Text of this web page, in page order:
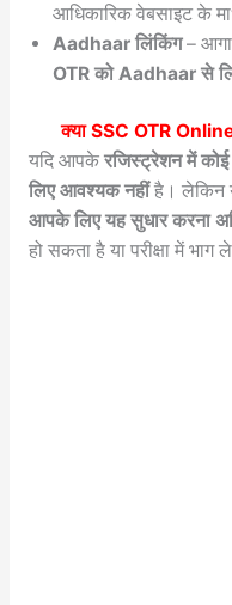
आधिकारिक वेबसाइट के
Aadhaar लिंकिंग–
OTR को Aadhaar से
क्याSSC OTR
यदि आपके रजिस्ट्रेशन में
लिए आवश्यक नहींहै। लेकिन
आपके लिए यह सुधार करना
हो सकता है या परीक्षा में